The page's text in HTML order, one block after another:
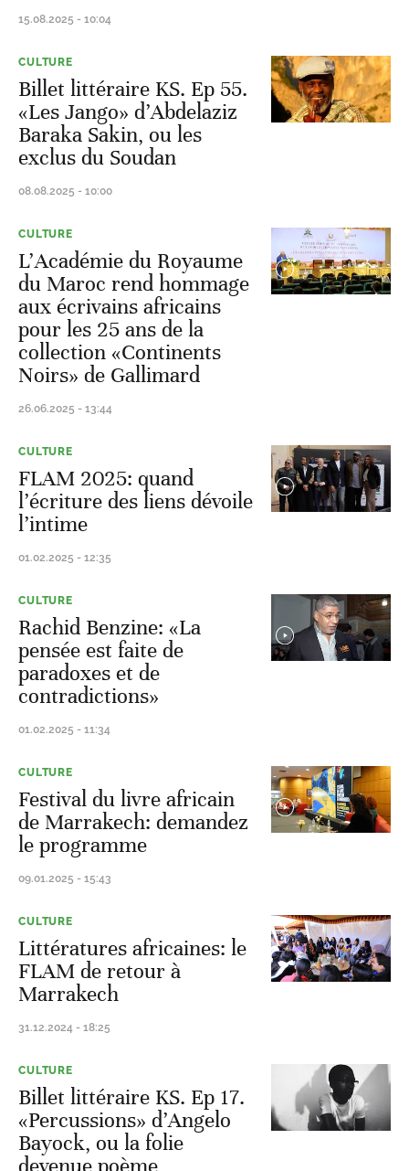
15.08.2025 - 10:04
CULTURE
Billet littéraire KS. Ep 55.
«Les Jango» d’Abdelaziz
Baraka Sakin, ou les
exclus du Soudan
08.08.2025 - 10:00
CULTURE
L’Académie du Royaume
du Maroc rend hommage
aux écrivains africains
pour les 25 ans de la
collection «Continents
Noirs» de Gallimard
26.06.2025 - 13:44
CULTURE
FLAM 2025: quand
l’écriture des liens dévoile
l’intime
01.02.2025 - 12:35
CULTURE
Rachid Benzine: «La
pensée est faite de
paradoxes et de
contradictions»
01.02.2025 - 11:34
CULTURE
Festival du livre africain
de Marrakech: demandez
le programme
09.01.2025 - 15:43
CULTURE
Littératures africaines: le
FLAM de retour à
Marrakech
31.12.2024 - 18:25
CULTURE
Billet littéraire KS. Ep 17.
«Percussions» d’Angelo
Bayock, ou la folie